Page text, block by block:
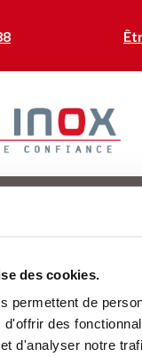
des cookies.
permettent de
d'offrir des
d'analyser notre
Rue de Guérins
42120 LE COTEAU